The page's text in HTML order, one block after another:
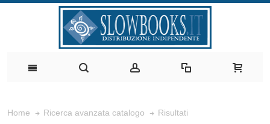
Home Ricerca avanzata catalogo Risultati